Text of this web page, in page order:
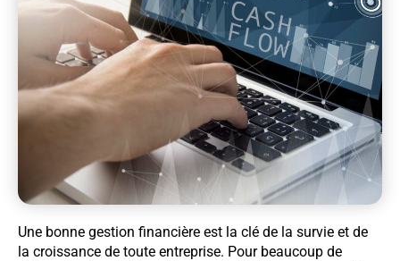
Une bonne gestion financière est la clé de la survie et de
la croissance de toute entreprise. Pour beaucoup de